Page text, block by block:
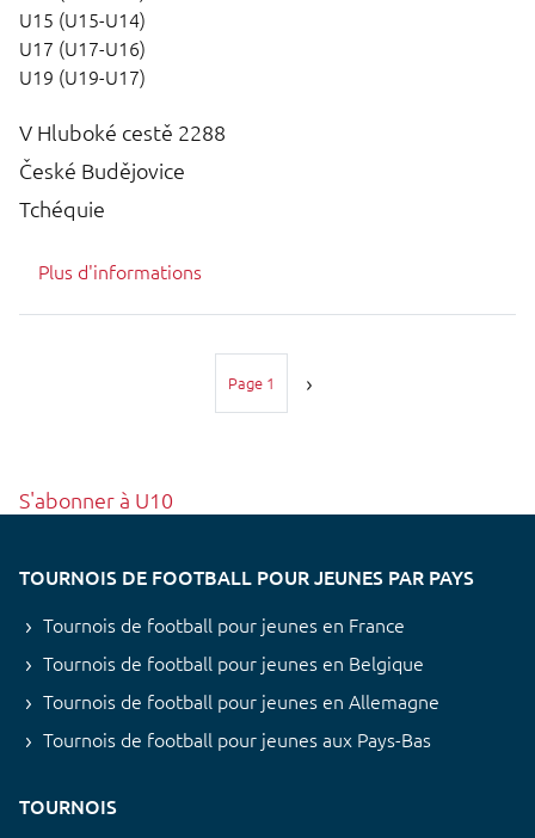
U15 (U15-U14)
U17 (U17-U16)
U19 (U19-U17)
V Hluboké cestě 2288
České Budějovice
Tchéquie
Plus d'informations
Page 1
S'abonner à U10
TOURNOIS DE FOOTBALL POUR JEUNES PAR PAYS
Tournois de football pour jeunes en France
Tournois de football pour jeunes en Belgique
Tournois de football pour jeunes en Allemagne
Tournois de football pour jeunes aux Pays-Bas
TOURNOIS